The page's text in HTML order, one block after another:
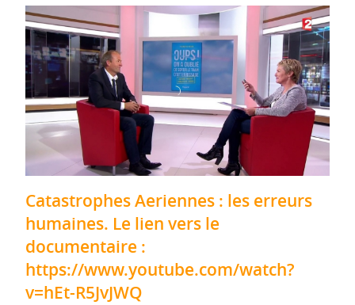
Catastrophes Aeriennes : les erreurs
humaines. Le lien vers le
documentaire :
https://www.youtube.com/watch?
v=hEt-R5JvJWQ